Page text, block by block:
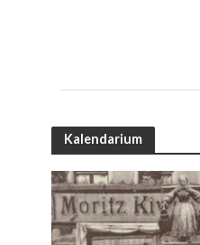
Kalendarium